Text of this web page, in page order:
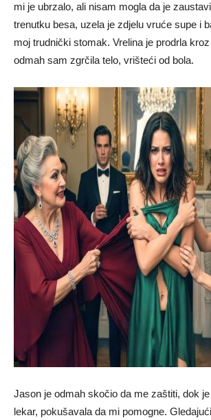
mi je ubrzalo, ali nisam mogla da je
trenutku besa, uzela je zdjelu vruće supe i
moj trudnički stomak. Vrelina je prodrla
odmah sam zgrčila telo, vrišteći od bola.
Jason je odmah skočio da me zaštiti, dok
lekar, pokušavala da mi pomogne.